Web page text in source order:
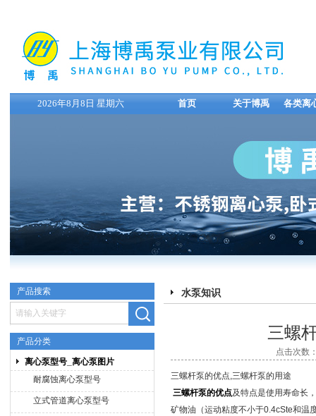
上海博禹泵业有限公司
2026年8月8日 星期六 首页 关于博禹 各类离
产品搜索
产品分类
离心泵型号_离心泵图片
耐腐蚀离心泵型号
立式管道离心泵型号
水泵知识
三螺
点击次数
三螺杆泵的优点,三螺杆泵的用途
三螺杆泵的优点及特点是使用寿命长
矿物油（运动粘度不小于0.4cSte和